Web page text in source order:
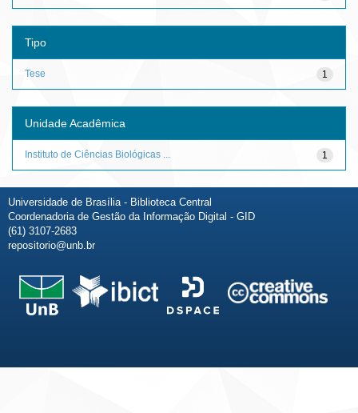
Tipo
1
Tese
Unidade Acadêmica
1
Instituto de Ciências Biológicas ...
Universidade de Brasília - Biblioteca Central
Coordenadoria de Gestão da Informação Digital - GID
(61) 3107-2683
repositorio@unb.br